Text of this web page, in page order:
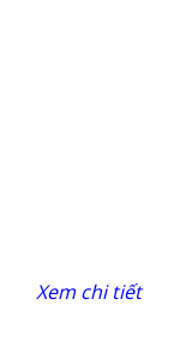
Xem chi tiết